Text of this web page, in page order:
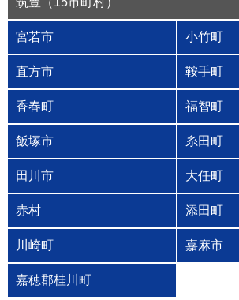
宮若市 小竹町
直方市 鞍手町
香春町 福智町
飯塚市 糸田町
田川市 大任町
赤村 添田町
川崎町 嘉麻市
嘉穂郡桂川町